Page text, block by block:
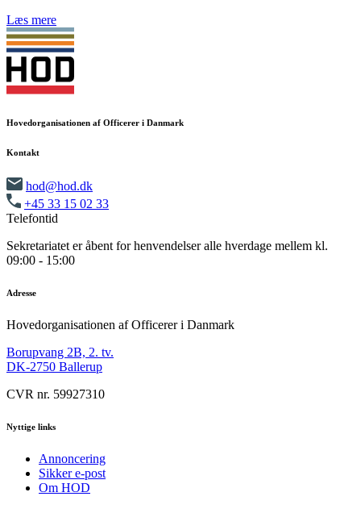
Læs mere
Hovedorganisationen af Officerer i Danmark
Kontakt
hod@hod.dk
+45 33 15 02 33
Telefontid
Sekretariatet er åbent for henvendelser alle hverdage mellem kl.
09:00 - 15:00
Adresse
Hovedorganisationen af Officerer i Danmark
Borupvang 2B, 2. tv.
DK-2750 Ballerup
CVR nr. 59927310
Nyttige links
Annoncering
Sikker e-post
Om HOD